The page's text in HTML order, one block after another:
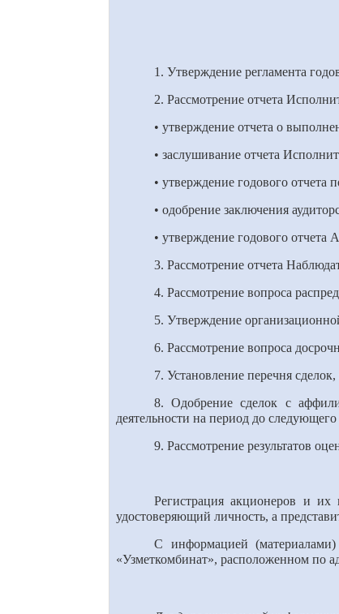
1. Утверждение регламента
2. Рассмотрение отчета
• утверждение отчета о
• заслушивание отчета
• утверждение годового отчета
• одобрение заключения
• утверждение годового отчета
3. Рассмотрение отчета
4. Рассмотрение вопроса
5. Утверждение
6. Рассмотрение вопроса
7. Установление перечня
8. Одобрение сделок с
деятельности на период до
9. Рассмотрение результатов
Регистрация акционеров и
удостоверяющий личность, а
С информацией
«Узметкомбинат», расположенном по